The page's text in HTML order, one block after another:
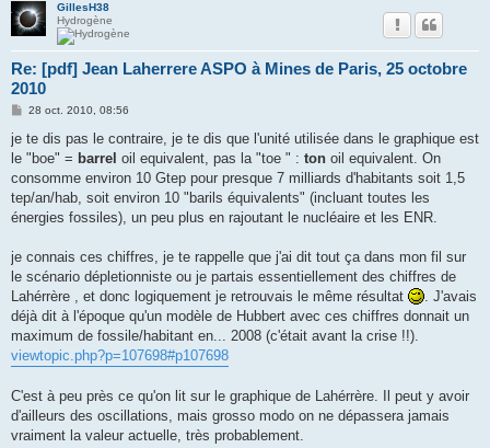
GillesH38
Hydrogène
Re: [pdf] Jean Laherrere ASPO à Mines de Paris, 25 octobre
2010
M
s
g
28 oct. 2010, 08:56
je te dis pas le contraire, je te dis que l'unité utilisée dans le graphique est
le "boe" = barrel oil equivalent, pas la "toe " : ton oil equivalent. On
consomme environ 10 Gtep pour presque 7 milliards d'habitants soit 1,5
tep/an/hab, soit environ 10 "barils équivalents" (incluant toutes les
énergies fossiles), un peu plus en rajoutant le nucléaire et les ENR.
je connais ces chiffres, je te rappelle que j'ai dit tout ça dans mon fil sur
le scénario dépletionniste ou je partais essentiellement des chiffres de
Lahérrère , et donc logiquement je retrouvais le même résultat
. J'avais
déjà dit à l'époque qu'un modèle de Hubbert avec ces chiffres donnait un
maximum de fossile/habitant en... 2008 (c'était avant la crise !!).
viewtopic.php?p=107698#p107698
C'est à peu près ce qu'on lit sur le graphique de Lahérrère. Il peut y avoir
d'ailleurs des oscillations, mais grosso modo on ne dépassera jamais
vraiment la valeur actuelle, très probablement.